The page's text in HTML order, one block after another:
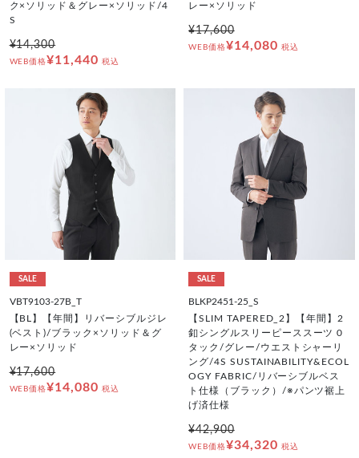
ク×ソリッド＆グレー×ソリッド/4
S
¥14,300
WEB価格¥11,440 税込
レー×ソリッド
¥17,600
WEB価格¥14,080 税込
SALE
VBT9103-27B_T
【BL】【年間】リバーシブルジレ
(ベスト)/ブラック×ソリッド＆グ
レー×ソリッド
¥17,600
WEB価格¥14,080 税込
SALE
BLKP2451-25_S
【SLIM TAPERED_2】【年間】2
釦シングルスリーピーススーツ 0
タック/グレー/ウエストシャーリ
ング/4S SUSTAINABILITY&ECOL
OGY FABRIC/リバーシブルベス
ト仕様（ブラック）/※パンツ裾上
げ済仕様
¥42,900
WEB価格¥34,320 税込